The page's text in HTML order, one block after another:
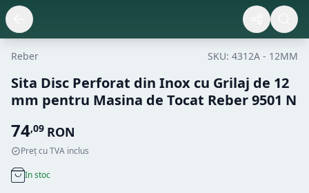
Reber SKU: 4312A - 12MM
Sita Disc Perforat din Inox cu Grilaj de 12
mm pentru Masina de Tocat Reber 9501 N
74,09 RON
Preț cu TVA inclus
In stoc